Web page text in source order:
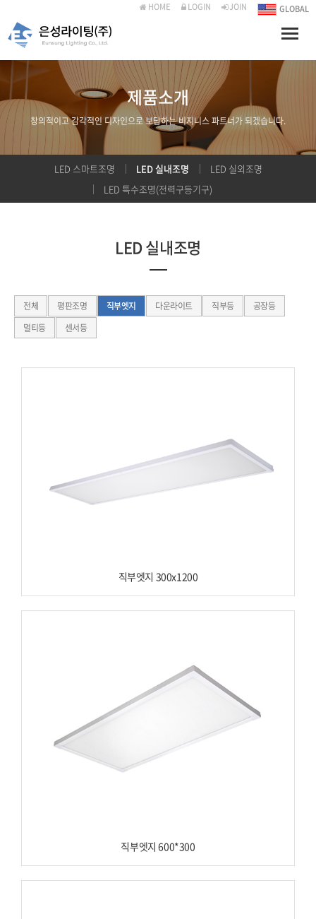
HOME LOGIN JOIN GLOBAL
Toggle
제품소개
창의적이고 감각적인 디자인으로 보답하는 비지니스 파트너가 되겠습니다.
LED 스마트조명 LED 실내조명
LED 실외조명
LED 특수조명(전력구등기구)
LED 실내조명
전체 평판조명 직부엣지 다운라이트 직부등
공장등
멀티등
센서등
직부엣지 300x1200
직부엣지 600*300